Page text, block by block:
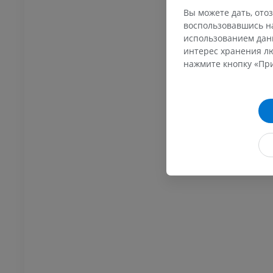
Вы можете дать,
воспользовавшись
использованием
интерес хранения
нажмите кнопку